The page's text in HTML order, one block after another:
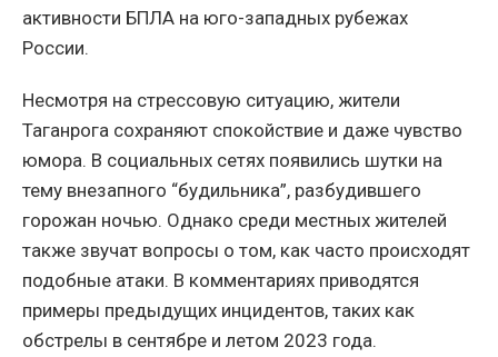
активности БПЛА на юго-западных рубежах
России.
Несмотря на стрессовую ситуацию, жители
Таганрога сохраняют спокойствие и даже чувство
юмора. В социальных сетях появились шутки на
тему внезапного “будильника”, разбудившего
горожан ночью. Однако среди местных жителей
также звучат вопросы о том, как часто происходят
подобные атаки. В комментариях приводятся
примеры предыдущих инцидентов, таких как
обстрелы в сентябре и летом 2023 года.